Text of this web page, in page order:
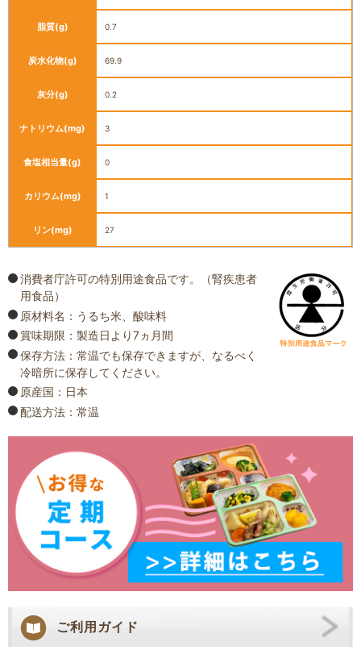
脂質(g)
炭水化物(g)
灰分(g)
ナトリウム(mg)
食塩相当量(g)
カリウム(mg)
リン(mg)
0.7
69.9
0.2
3
0
1
27
消費者庁許可の特別用途食品です。（腎疾患者
用食品）
原材料名：うるち米、酸味料
賞味期限：製造日より7ヵ月間
保存方法：常温でも保存できますが、なるべく
冷暗所に保存してください。
原産国：日本
配送方法：常温
ご利用ガイド